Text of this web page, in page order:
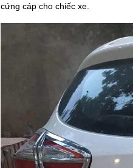
cứng cáp cho chiếc xe.